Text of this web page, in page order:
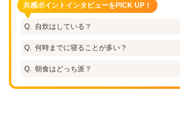
共感ポイントインタビューをPICK UP！
自炊はしている？
何時までに寝ることが多い？
朝食はどっち派？